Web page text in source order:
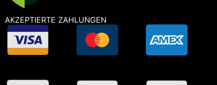
AKZEPTIERTE ZAHLUNGEN